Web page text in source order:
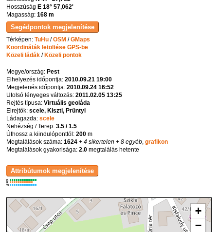
HosszúságE 18° 57,062'
Magasság:168 m
Térképen:TuHu /OSM /GMaps
Koordináták letöltése GPS-be
Közeli ládák / Közeli pontok
Megye/ország: Pest
Elhelyezés időpontja:2010.09.21 19:00
Megjelenés időpontja:2010.09.24 16:52
Utolsó lényeges változás:2011.02.05 13:25
Rejtés típusa:Virtuális geoláda
Elrejtők:scele, Kiszti, Prüntyi
Ládagazda:scele
Nehézség / Terep:3.5 / 1.5
Úthossz a kiindulóponttól:200 m
Megtalálások száma:1624 + 4 sikertelen + 8 egyéb,grafikon
Megtalálások gyakorisága:2.0 megtalálás hetente
K
R
W
+
−